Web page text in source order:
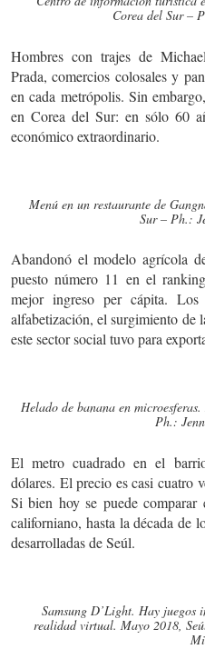
Corea del Sur –
Hombres con trajes de
Prada, comercios colosales y
en cada metrópolis. Sin
en Corea del Sur: en sólo 60
económico extraordinario.
Menú en un restaurante de
Sur – Ph.:
Abandonó el modelo agrícola
puesto número 11 en el
mejor ingreso per cápita.
alfabetización, el surgimiento de
este sector social tuvo para
Helado de banana en
Ph.:
El metro cuadrado en el
dólares. El precio es casi cuatro
Si bien hoy se puede
californiano, hasta la década de
desarrolladas de Seúl.
Samsung D’Light. Hay juegos
realidad virtual. Mayo 2018,